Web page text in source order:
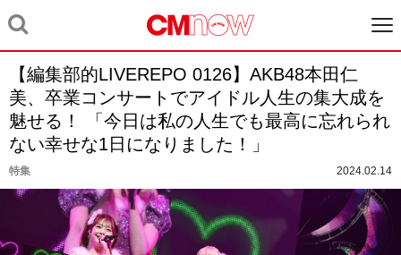
【編集部的LIVEREPO 0126】AKB48本田仁
美、卒業コンサートでアイドル人生の集大成を
魅せる！ 「今日は私の人生でも最高に忘れられ
ない幸せな1日になりました！」
特集 2024.02.14